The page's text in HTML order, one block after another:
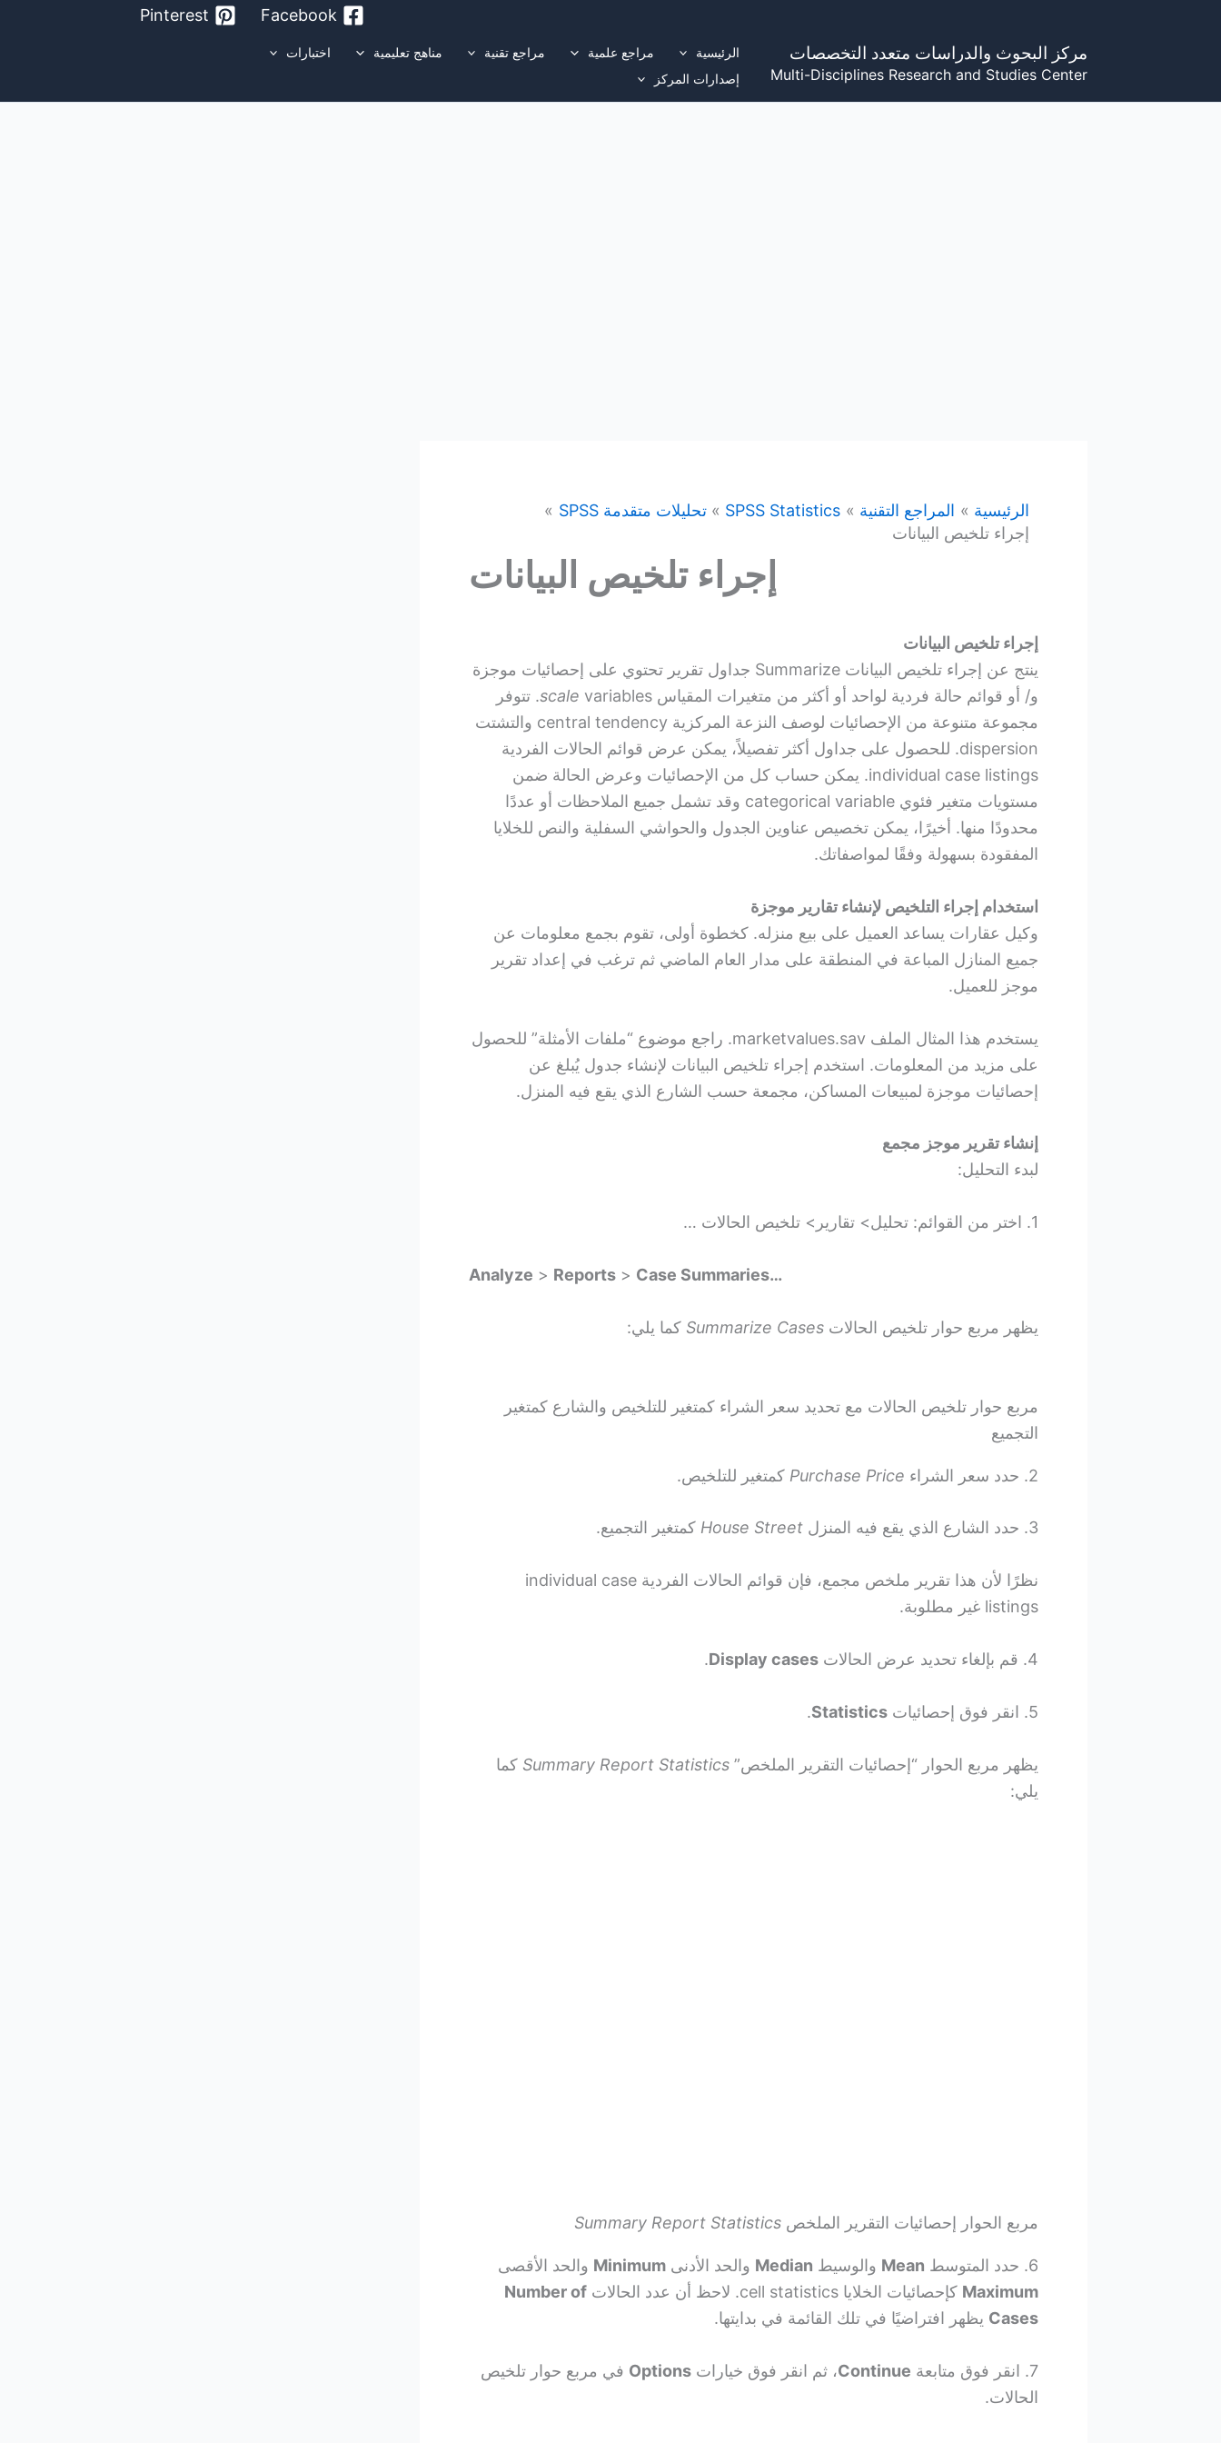
Facebook
Pinterest
مركز البحوث والدراسات متعدد التخصصات
Multi-Disciplines Research and Studies Center
الرئيسية مراجع علمية مراجع تقنية مناهج تعليمية
اختبارات
إصدارات المركز
الرئيسية المراجع التقنية SPSS Statistics
تحليلات متقدمة SPSS
إجراء تلخيص البيانات
إجراء تلخيص البيانات
إجراء تلخيص البيانات
ينتج عن إجراء تلخيص البيانات Summarize جداول تقرير تحتوي على إحصائيات موجزة
و/ أو قوائم حالة فردية لواحد أو أكثر من متغيرات المقياس
scalevariables. تتوفر
مجموعة متنوعة من الإحصائيات لوصف النزعة المركزية central tendency والتشتت
dispersion. للحصول على جداول أكثر تفصيلاً، يمكن عرض قوائم الحالات الفردية
individual case listings. يمكن حساب كل من الإحصائيات وعرض الحالة ضمن
مستويات متغير فئوي categorical variable وقد تشمل جميع الملاحظات أو عددًا
محدودًا منها. أخيرًا، يمكن تخصيص عناوين الجدول والحواشي السفلية والنص للخلايا
المفقودة بسهولة وفقًا لمواصفاتك.
استخدام إجراء التلخيص لإنشاء تقارير موجزة
وكيل عقارات يساعد العميل على بيع منزله. كخطوة أولى، تقوم بجمع معلومات عن
جميع المنازل المباعة في المنطقة على مدار العام الماضي ثم ترغب في إعداد تقرير
موجز للعميل.
يستخدم هذا المثال الملف marketvalues.sav. راجع موضوع “ملفات الأمثلة” للحصول
على مزيد من المعلومات. استخدم إجراء تلخيص البيانات لإنشاء جدول يُبلغ عن
إحصائيات موجزة لمبيعات المساكن، مجمعة حسب الشارع الذي يقع فيه المنزل.
إنشاء تقرير موجز مجمع
لبدء التحليل:
1. اختر من القوائم: تحليل> تقارير> تلخيص الحالات …
Analyze > Reports > Case Summaries…
يظهر مربع حوار تلخيص الحالات Summarize Cases كما يلي:
مربع حوار تلخيص الحالات مع تحديد سعر الشراء كمتغير للتلخيص والشارع كمتغير
التجميع
2. حدد سعر الشراء Purchase Price كمتغير للتلخيص.
3. حدد الشارع الذي يقع فيه المنزل House Street كمتغير التجميع.
نظرًا لأن هذا تقرير ملخص مجمع، فإن قوائم الحالات الفردية individual case
listings غير مطلوبة.
4. قم بإلغاء تحديد عرض الحالات Display cases
.
5. انقر فوق إحصائيات Statistics
.
يظهر مربع الحوار “إحصائيات التقرير الملخص” Summary Report Statistics كما
يلي:
مربع الحوار إحصائيات التقرير الملخص Summary Report Statistics
6. حدد المتوسط ​​ Mean والوسيط Median ​​والحد الأدنى Minimum والحد الأقصى
Maximum كإحصائيات الخلايا cell statistics. لاحظ أن عدد الحالات
Number of
Cases يظهر افتراضيًا في تلك القائمة في بدايتها.
7. انقر فوق متابعة Continue، ثم انقر فوق خيارات Options في مربع حوار تلخيص
الحالات.